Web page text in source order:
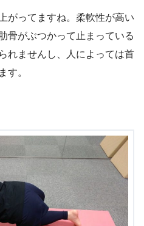
がってますね。柔軟性が高い
骨がぶつかって止まっている
れませんし、人によっては首
す。